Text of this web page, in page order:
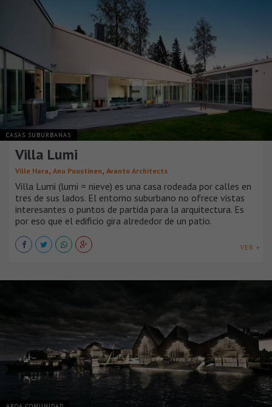
CASAS SUBURBANAS
Villa Lumi
Ville Hara, Anu Puustinen, Avanto Architects
Villa Lumi (lumi = nieve) es una casa rodeada por calles en
tres de sus lados. El entorno suburbano no ofrece vistas
interesantes o puntos de partida para la arquitectura. Es
por eso que el edificio gira alrededor de un patio.
VER +